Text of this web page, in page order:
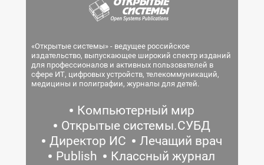
«Открытые системы» - ведущее российское
издательство, выпускающее широкий спектр изданий
для профессионалов и активных пользователей в
сфере ИТ, цифровых устройств, телекоммуникаций,
медицины и полиграфии, журналы для детей.
Компьютерный мир
Открытые системы.СУБД
Директор ИС
Лечащий врач
Publish
Классный журнал